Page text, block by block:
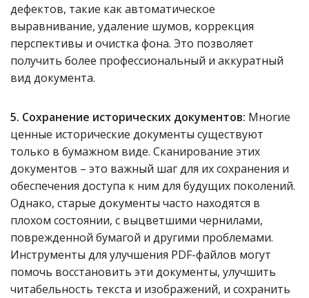
дефектов, такие как автоматическое
выравнивание, удаление шумов, коррекция
перспективы и очистка фона. Это позволяет
получить более профессиональный и аккуратный
вид документа.
5. Сохранение исторических документов: Многие
ценные исторические документы существуют
только в бумажном виде. Сканирование этих
документов – это важный шаг для их сохранения и
обеспечения доступа к ним для будущих поколений.
Однако, старые документы часто находятся в
плохом состоянии, с выцветшими чернилами,
поврежденной бумагой и другими проблемами.
Инструменты для улучшения PDF-файлов могут
помочь восстановить эти документы, улучшить
читабельность текста и изображений, и сохранить